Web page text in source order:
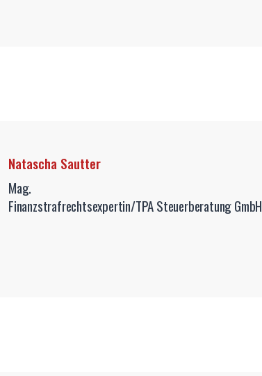
Natascha Sautter
Mag.
Finanzstrafrechtsexpertin/TPA Steuerberatung GmbH